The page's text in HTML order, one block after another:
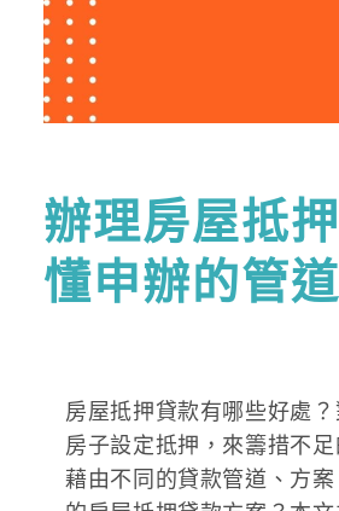
辦理房屋抵
懂申辦的管
房屋抵押貸款有哪些好處
房子設定抵押，來籌措不
藉由不同的貸款管道、方